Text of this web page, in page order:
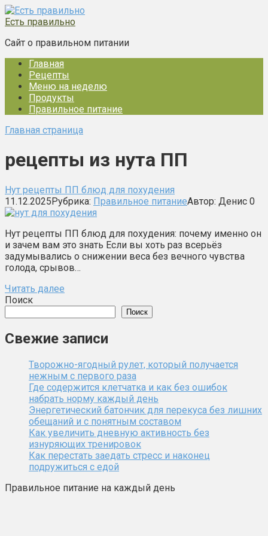
Перейти
к
Есть правильно
Сайт о правильном питании
Главная
Рецепты
Меню на неделю
Продукты
Правильное питание
Главная страница
рецепты из нута ПП
Нут рецепты ПП блюд для похудения
11.12.2025Рубрика: Правильное питаниеАвтор: Денис 0
Нут рецепты ПП блюд для похудения: почему именно он
и зачем вам это знать Если вы хоть раз всерьёз
задумывались о снижении веса без вечного чувства
голода, срывов…
Читать далее
Поиск
Поиск
Свежие записи
Творожно-ягодный рулет, который получается
нежным с первого раза
Где содержится клетчатка и как без ошибок
набрать норму каждый день
Энергетический батончик для перекуса без лишних
обещаний и с понятным составом
Как увеличить дневную активность без
изнуряющих тренировок
Как перестать заедать стресс и наконец
подружиться с едой
Правильное питание на каждый день